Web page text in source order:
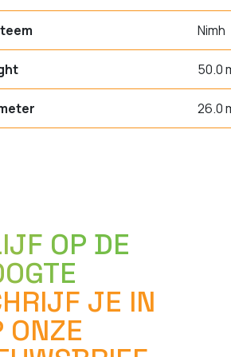
Nimh
50.0
26.0
OP DE
JE IN
ONZE